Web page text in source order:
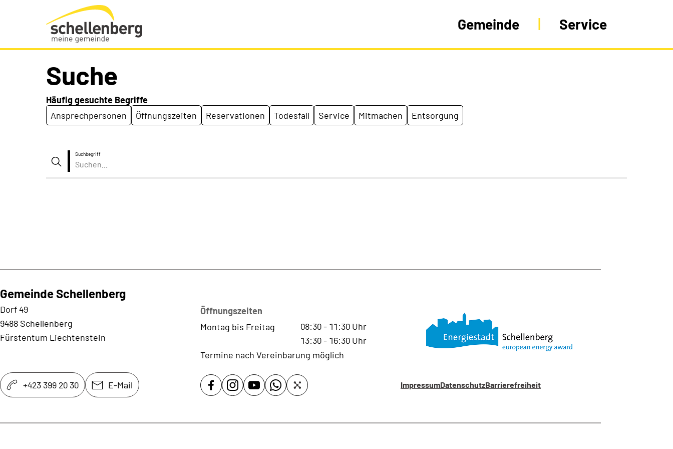
Gemeinde Schellenberg Startseite
Gemeinde Service
Suche
Häufig gesuchte Begriffe
Ansprechpersonen
Öffnungszeiten Reservationen Todesfall Service Mitmachen Entsorgung
Suchbegriff
Gemeinde Schellenberg
Dorf 49
9488 Schellenberg
Fürstentum Liechtenstein
Öffnungszeiten
Montag bis Freitag
08:30- 11:30 Uhr
13:30- 16:30 Uhr
Termine nach Vereinbarung möglich
+423 399 20 30 E-Mail ImpressumDatenschutzBarrierefreiheit